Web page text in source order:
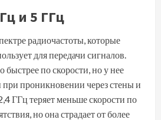
и 5 ГГц
радиочастоты, которые
для передачи сигналов.
по скорости, но у нее
при проникновении через стены и
ГГц теряет меньше скорости по
но она страдает от более